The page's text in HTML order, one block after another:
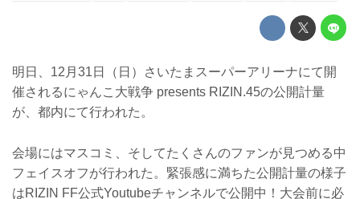
明日、12月31日（日）さいたまスーパーアリーナにて開
催されるにゃんこ大戦争 presents RIZIN.45の公開計量
が、都内にて行われた。
会場にはマスコミ、そしてたくさんのファンが見つめる中
フェイスオフが行われた。緊張感に満ちた公開計量の様子
はRIZIN FF公式Youtubeチャンネルで公開中！大会前に必